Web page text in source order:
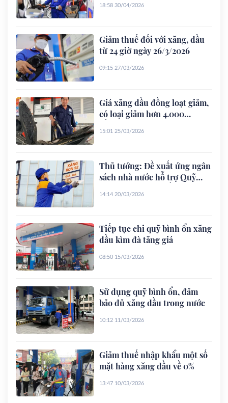
18:58 30/04/2026
Giảm thuế đối với xăng, dầu
từ 24 giờ ngày 26/3/2026
09:15 27/03/2026
Giá xăng dầu đồng loạt giảm,
có loại giảm hơn 4.000
15:01 25/03/2026
Thủ tướng: Đề xuất ứng ngân
sách nhà nước hỗ trợ Quỹ
14:14 20/03/2026
Tiếp tục chi quỹ bình ổn xăng
dầu kìm đà tăng giá
08:50 15/03/2026
Sử dụng quỹ bình ổn, đảm
bảo đủ xăng dầu trong nước
10:12 11/03/2026
Giảm thuế nhập khẩu một số
mặt hàng xăng dầu về 0%
13:47 10/03/2026